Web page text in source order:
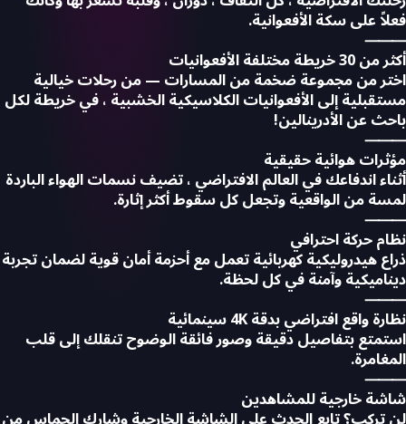
فعلاً على سكة الأفعوانية.
⸻
أكثر من 30 خريطة مختلفة الأفعوانيات
اختر من مجموعة ضخمة من المسارات — من رحلات خيالية
مستقبلية إلى الأفعوانيات الكلاسيكية الخشبية ، في خريطة لكل
باحث عن الأدرينالين!
⸻
مؤثرات هوائية حقيقية
أثناء اندفاعك في العالم الافتراضي ، تضيف نسمات الهواء الباردة
لمسة من الواقعية وتجعل كل سقوط أكثر إثارة.
⸻
نظام حركة احترافي
ذراع هيدروليكية كهربائية تعمل مع أحزمة أمان قوية لضمان تجربة
ديناميكية وآمنة في كل لحظة.
⸻
نظارة واقع افتراضي بدقة 4K سينمائية
استمتع بتفاصيل دقيقة وصور فائقة الوضوح تنقلك إلى قلب
المغامرة.
⸻
شاشة خارجية للمشاهدين